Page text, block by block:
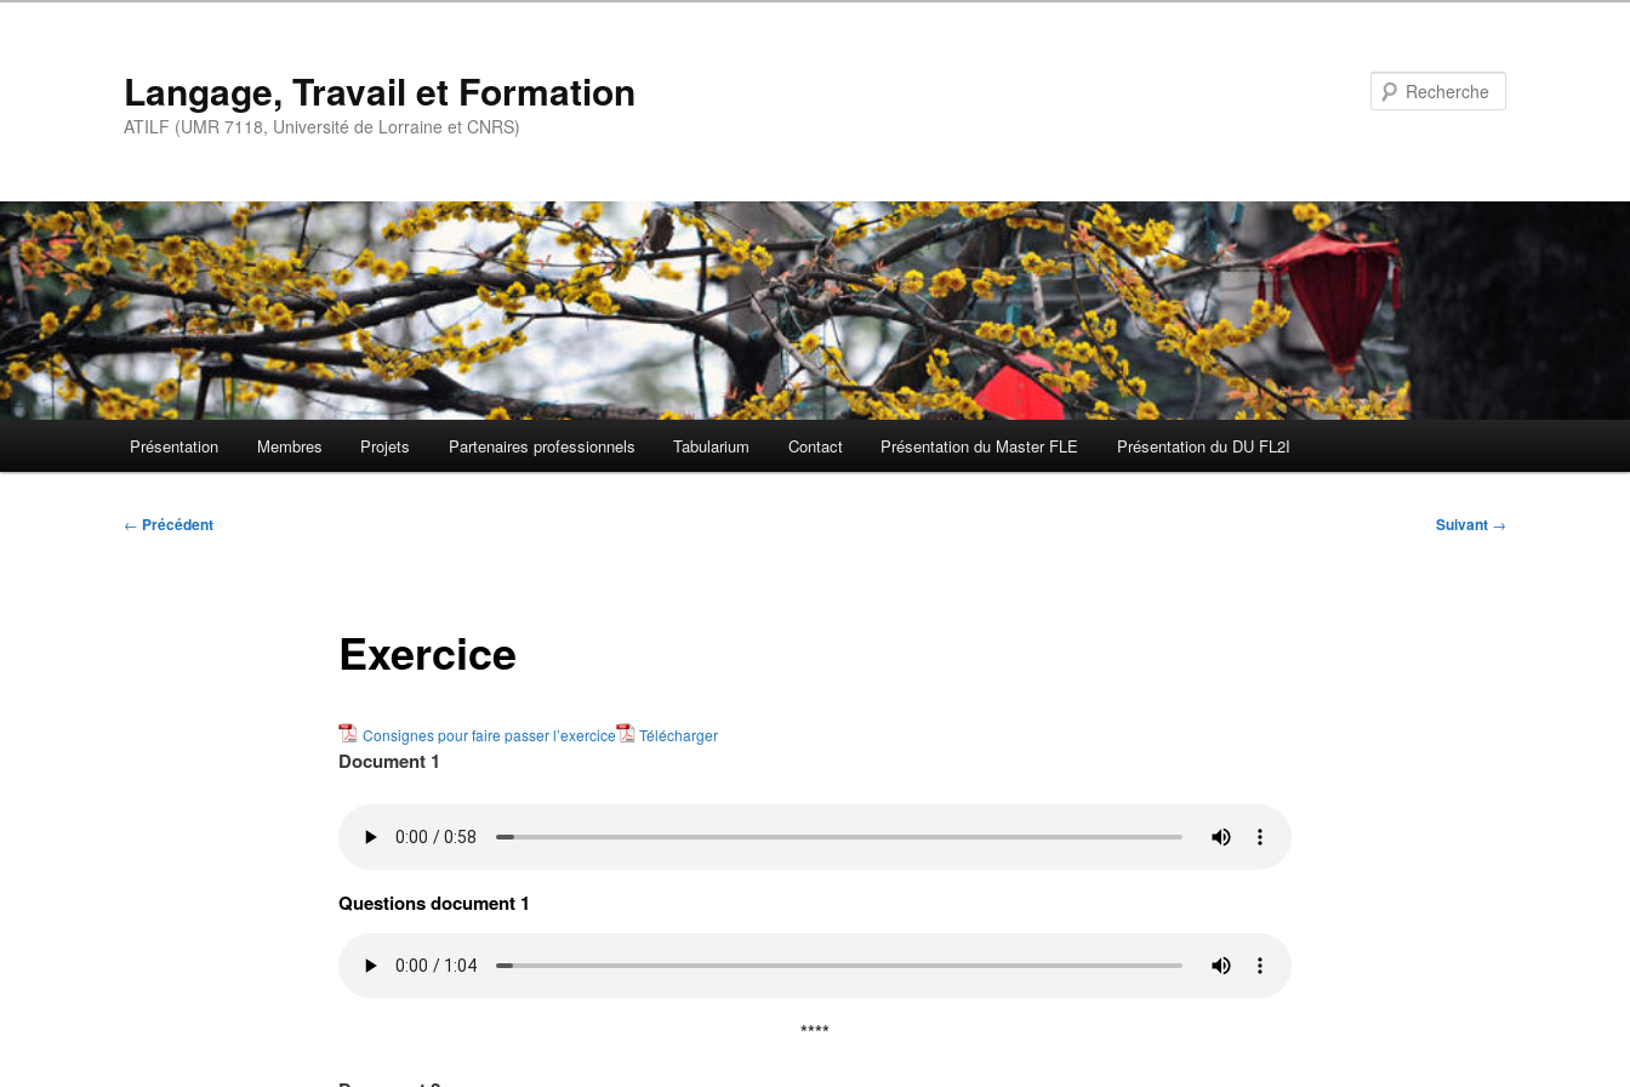
Langage, Travail et Formation
ATILF (UMR 7118, Université de Lorraine et CNRS)
Présentation Membres Projets Partenaires professionnels Tabularium Contact Présentation du Master FLE Présentation du DU FL2I
Navigation
← Précédent Suivant →
Exercice
Consignes pour faire passer l’exercice Télécharger
Document 1
Questions document 1
****